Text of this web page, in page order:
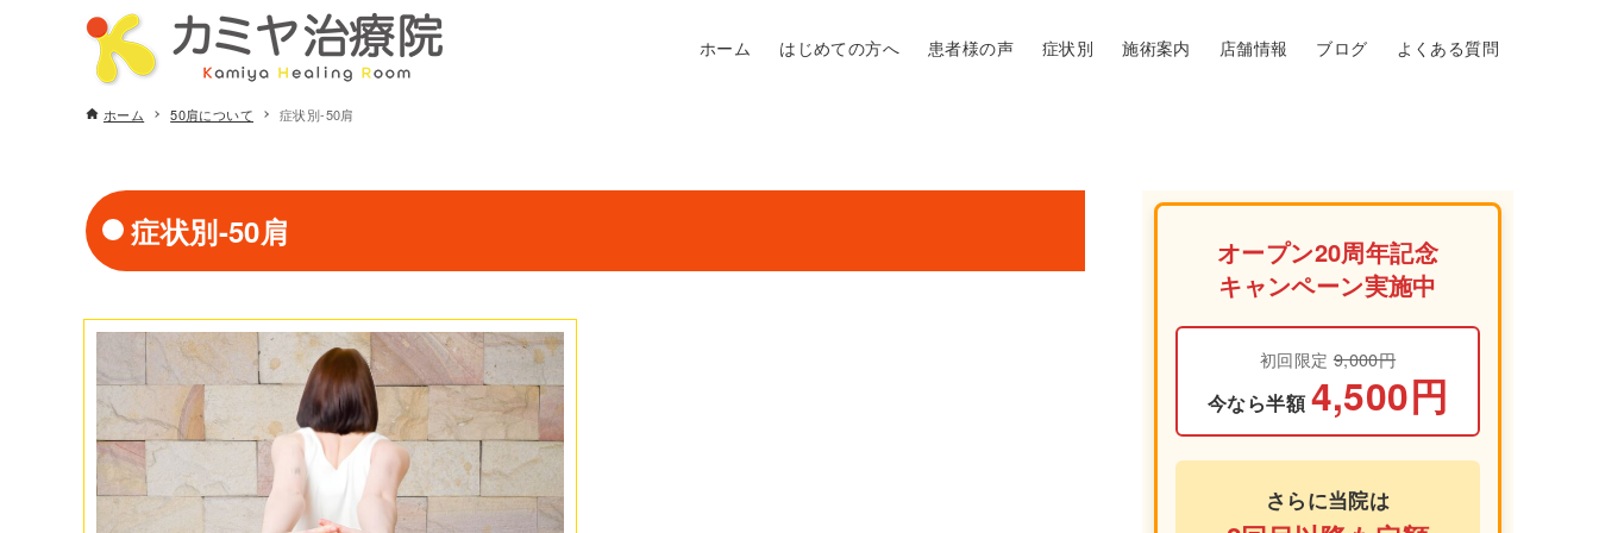
ホーム はじめての方へ 患者様の声 症状別 施術案内 店舗情報 ブログ よくある質問
ホーム 50肩について 症状別-50肩
症状別-50肩
オープン20周年記念
キャンペーン実施中
初回限定9,000円
今なら半額4,500円
さらに当院は